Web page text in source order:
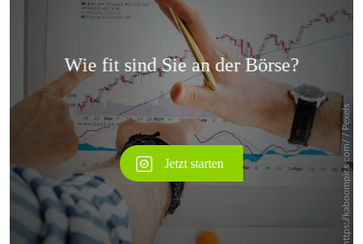
Überspringen